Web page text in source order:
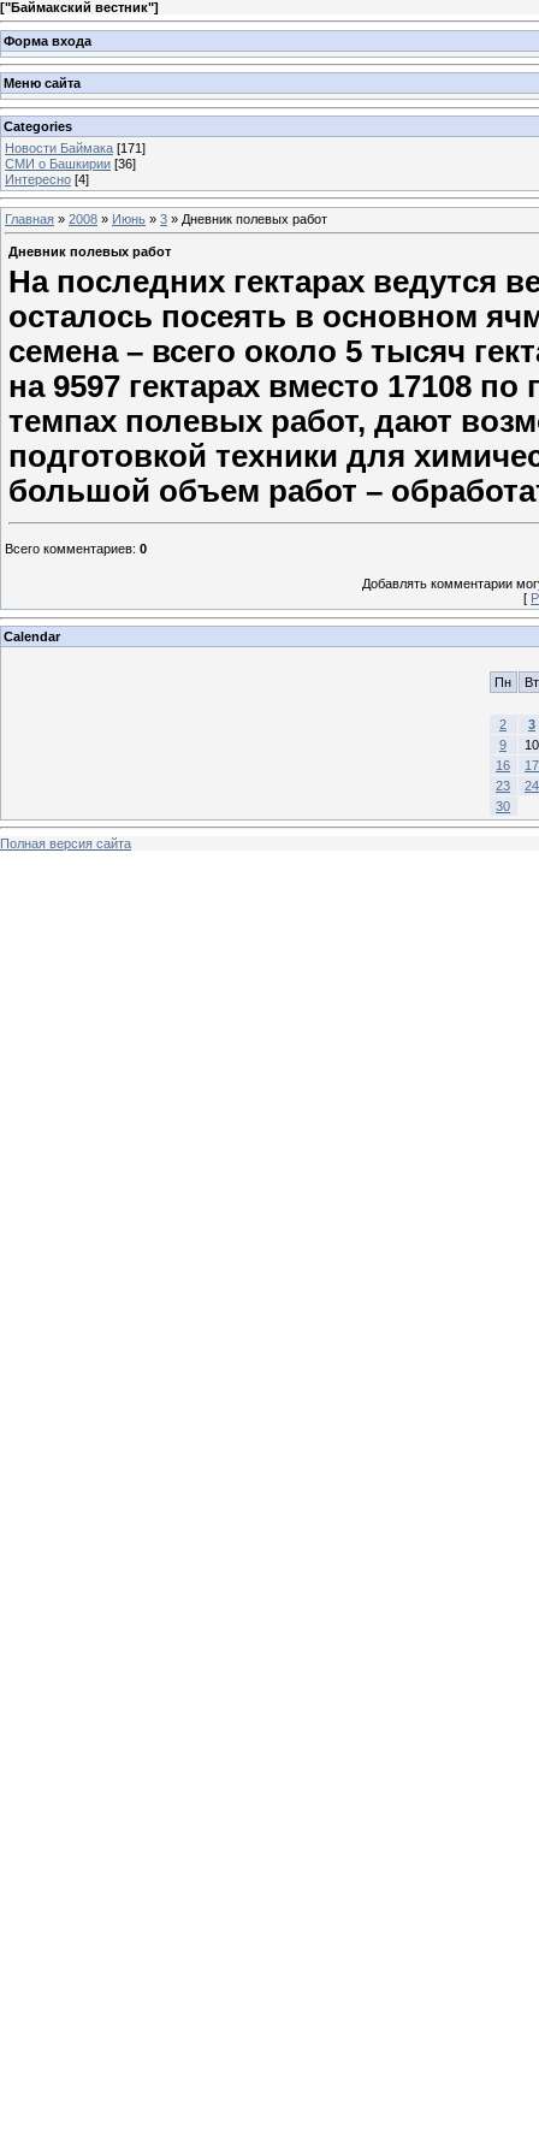
["Баймакский вестник"]
Форма входа
Меню сайта
Categories
Новости Баймака [171]
СМИ о Башкирии [36]
Интересно [4]
Главная » 2008 » Июнь » 3 » Дневник полевых работ
Дневник полевых работ
На последних гектарах ведутся
осталось посеять в основном
семена – всего около 5 тысяч
на 9597 гектарах вместо 17108
темпах полевых работ, дают
подготовкой техники для
большой объем работ –
Всего комментариев: 0
Добавлять комментарии
[
Calendar
Пн Вт
2
3
9
10
16
17
23
24
30
Полная версия сайта